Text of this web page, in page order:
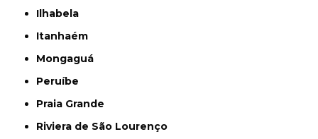
Ilhabela
Itanhaém
Mongaguá
Peruíbe
Praia Grande
Riviera de São Lourenço